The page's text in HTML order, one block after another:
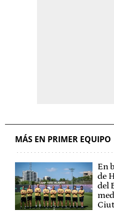
MÁS EN PRIMER EQUIPO
En
de
del